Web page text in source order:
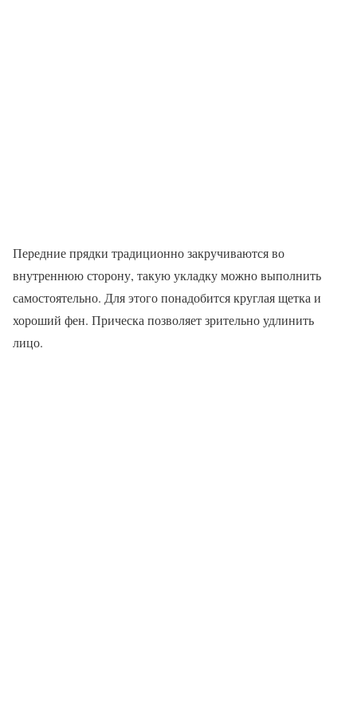
Передние прядки традиционно закручиваются во
внутреннюю сторону, такую укладку можно выполнить
самостоятельно. Для этого понадобится круглая щетка и
хороший фен. Прическа позволяет зрительно удлинить
лицо.